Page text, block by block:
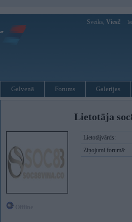
Sveiks, Viesi!
Galvenā Forums Galerijas
Lietotāja
Lietotājvārds:
Ziņojumi forumā: